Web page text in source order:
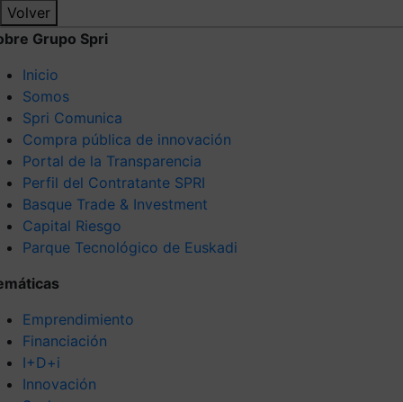
Volver
Grupo Spri
Inicio
Somos
Spri Comunica
Compra pública de innovación
Portal de la Transparencia
Perfil del Contratante SPRI
Basque Trade & Investment
Capital Riesgo
Parque Tecnológico de Euskadi
Emprendimiento
Financiación
I+D+i
Innovación